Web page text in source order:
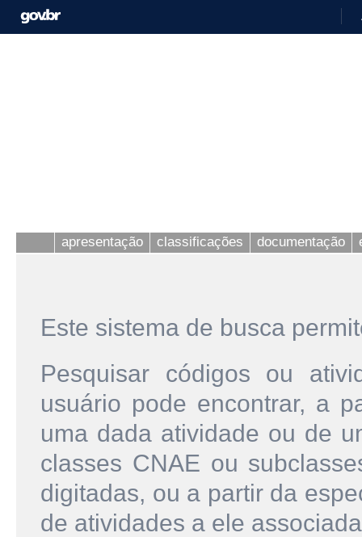
apresentação classificações documentação
Este sistema de busca
Pesquisar códigos ou
usuário pode encontrar, a
uma dada atividade ou de
classes CNAE ou
digitadas, ou a partir da
de atividades a ele